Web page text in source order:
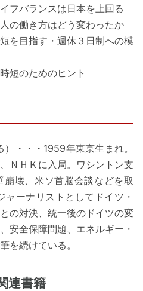
フバランスは日本を上回る
の働き方はどう変わったか
を目指す・週休３日制への模
短のためのヒント
・・・1959年東京生まれ。
ＮＨＫに入局。ワシントン支
壊、米ソ首脳会談などを取
ーナリストとしてドイツ・
の対決、統一後のドイツの変
安全保障問題、エネルギー・
を続けている。
連書籍